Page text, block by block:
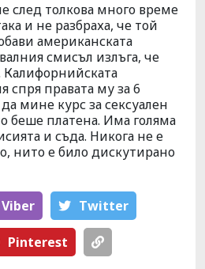
след толкова много време
и не разбраха, че той
американската
смисъл излъга, че
Калифорнийската
спря правата му за 6
мине курс за сексуален
беше платена. Има голяма
и съда. Никога не е
нито е било дискутирано
Viber Тwitter
Pinterest